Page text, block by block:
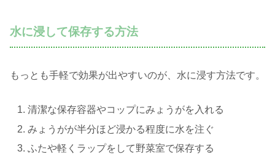
水に浸して保存する方法
もっとも手軽で効果が出やすいのが、水に浸す方法です。
清潔な保存容器やコップにみょうがを入れる
みょうがが半分ほど浸かる程度に水を注ぐ
ふたや軽くラップをして野菜室で保存する